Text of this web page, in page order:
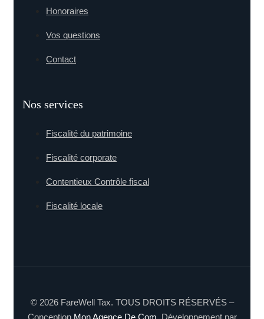
Honoraires
Vos questions
Contact
Nos services
Fiscalité du patrimoine
Fiscalité corporate
Contentieux Contrôle fiscal
Fiscalité locale
© 2026 FareWell Tax. TOUS DROITS RÉSERVÉS –